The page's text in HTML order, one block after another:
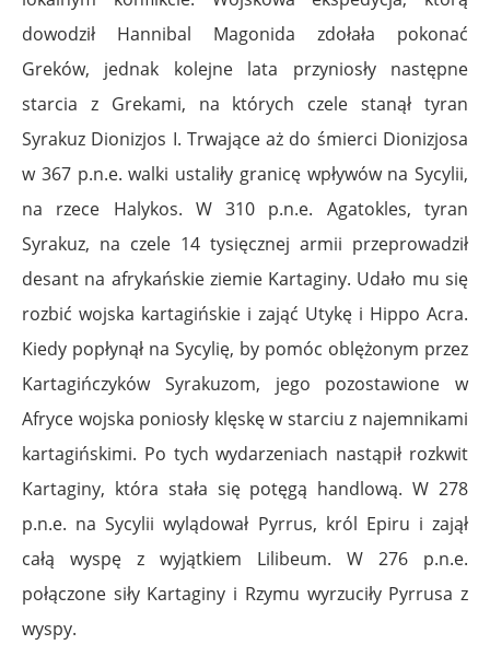
dowodził Hannibal Magonida zdołała pokonać
Greków, jednak kolejne lata przyniosły następne
starcia z Grekami, na których czele stanął tyran
Syrakuz Dionizjos I. Trwające aż do śmierci Dionizjosa
w 367 p.n.e. walki ustaliły granicę wpływów na Sycylii,
na rzece Halykos. W 310 p.n.e. Agatokles, tyran
Syrakuz, na czele 14 tysięcznej armii przeprowadził
desant na afrykańskie ziemie Kartaginy. Udało mu się
rozbić wojska kartagińskie i zająć Utykę i Hippo Acra.
Kiedy popłynął na Sycylię, by pomóc oblężonym przez
Kartagińczyków Syrakuzom, jego pozostawione w
Afryce wojska poniosły klęskę w starciu z najemnikami
kartagińskimi. Po tych wydarzeniach nastąpił rozkwit
Kartaginy, która stała się potęgą handlową. W 278
p.n.e. na Sycylii wylądował Pyrrus, król Epiru i zajął
całą wyspę z wyjątkiem Lilibeum. W 276 p.n.e.
połączone siły Kartaginy i Rzymu wyrzuciły Pyrrusa z
wyspy.